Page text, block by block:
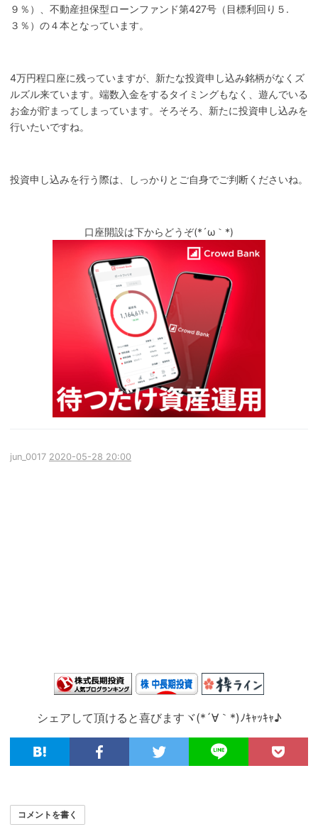
９％）、不動産担保型ローンファンド第427号（目標利回り５.
３％）の４本となっています。
4万円程口座に残っていますが、新たな投資申し込み銘柄がなくズ
ルズル来ています。端数入金をするタイミングもなく、遊んでいる
お金が貯まってしまっています。そろそろ、新たに投資申し込みを
行いたいですね。
投資申し込みを行う際は、しっかりとご自身でご判断くださいね。
口座開設は下からどうぞ(*´ω｀*)
jun_0017 2020-05-28 20:00
シェアして頂けると喜びますヾ(*´∀｀*)ﾉｷｬｯｷｬ♪
コメントを書く